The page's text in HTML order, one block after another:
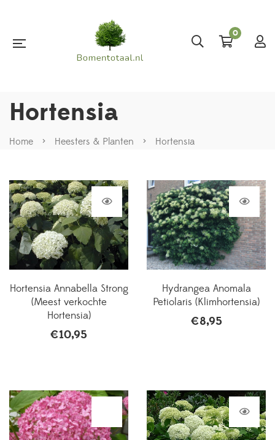
0
Hortensia
Home > Heesters & Planten > Hortensia
Hortensia Annabella Strong
(Meest verkochte
Hortensia)
€10,95
Hydrangea Anomala
Petiolaris (Klimhortensia)
€8,95